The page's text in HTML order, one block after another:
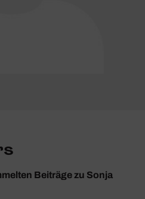
Beiträge zu Sonja